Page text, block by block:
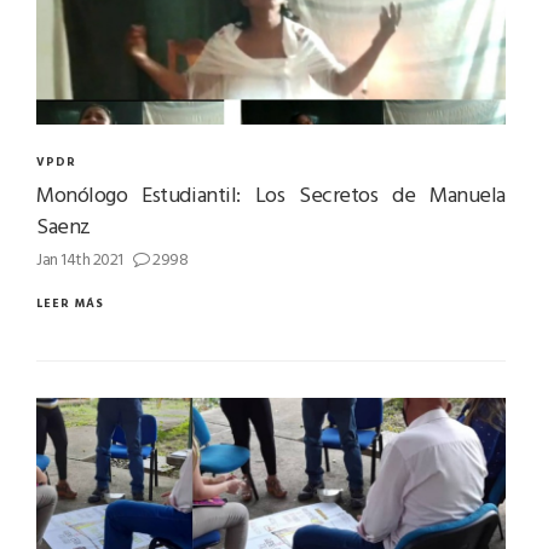
VPDR
Monólogo Estudiantil: Los Secretos de Manuela
Saenz
Jan 14th 2021 2998
LEER MÁS